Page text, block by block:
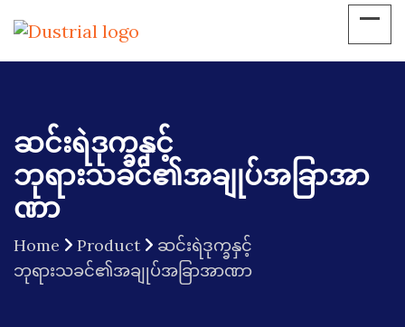
ဆင်းရဲဒုက္ခနှင့်
ဘုရားသခင်၏အချုပ်အခြာအာ
ဏာ
Home Product
ဆင်းရဲဒုက္ခနှင့်
ဘုရားသခင်၏အချုပ်အခြာအာဏာ